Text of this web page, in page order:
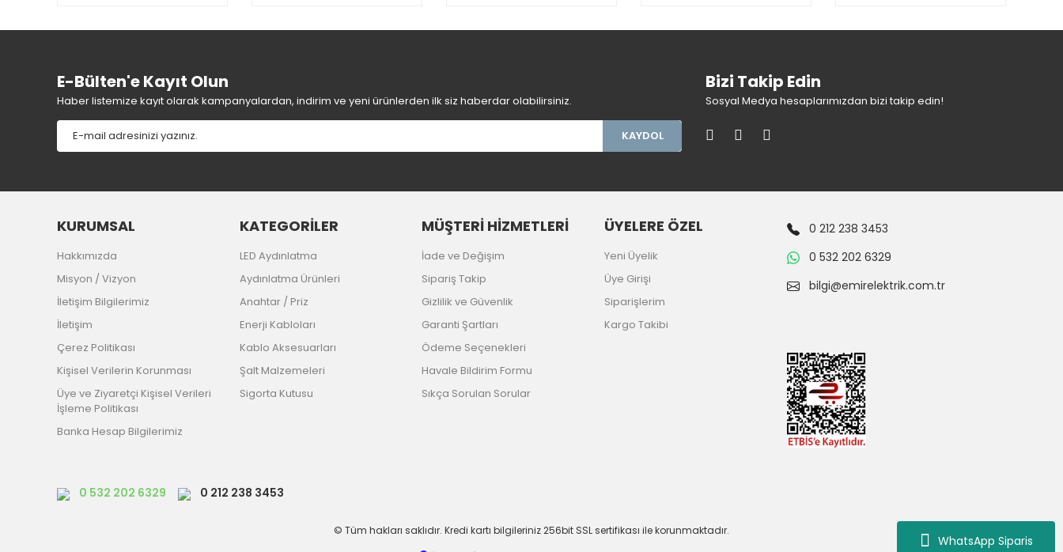
WhatsApp Siparis
E-Bülten'e Kayıt Olun
Haber listemize kayıt olarak kampanyalardan, indirim ve yeni ürünlerden ilk siz haberdar olabilirsiniz.
KAYDOL
Bizi Takip Edin
Sosyal Medya hesaplarımızdan bizi takip edin!
KURUMSAL
Hakkımızda
Misyon / Vizyon
İletişim Bilgilerimiz
İletişim
Çerez Politikası
Kişisel Verilerin Korunması
Üye ve Ziyaretçi Kişisel Verileri
İşleme Politikası
Banka Hesap Bilgilerimiz
KATEGORİLER
LED Aydınlatma
Aydınlatma Ürünleri
Anahtar / Priz
Enerji Kabloları
Kablo Aksesuarları
Şalt Malzemeleri
Sigorta Kutusu
MÜŞTERİ HİZMETLERİ
İade ve Değişim
Sipariş Takip
Gizlilik ve Güvenlik
Garanti Şartları
Ödeme Seçenekleri
Havale Bildirim Formu
Sıkça Sorulan Sorular
ÜYELERE ÖZEL
Yeni Üyelik
Üye Girişi
Siparişlerim
Kargo Takibi
0 212 238 3453
0 532 202 6329
bilgi@emirelektrik.com.tr
0 532 202 6329 0 212 238 3453
© Tüm hakları saklıdır. Kredi kartı bilgileriniz 256bit SSL sertifikası ile korunmaktadır.